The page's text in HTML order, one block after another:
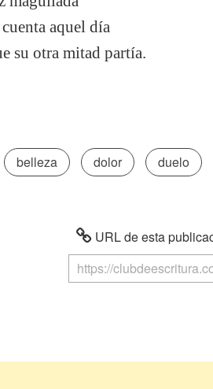
aquel día
su otra mitad partía.
belleza dolor duelo
URL de esta